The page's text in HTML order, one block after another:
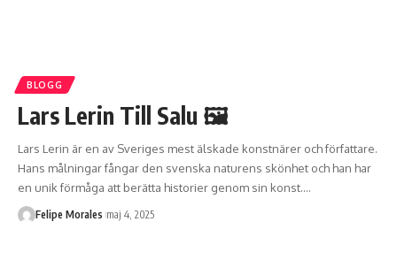
BLOGG
Lars Lerin Till Salu 🖼️
Lars Lerin är en av Sveriges mest älskade konstnärer och författare.
Hans målningar fångar den svenska naturens skönhet och han har
en unik förmåga att berätta historier genom sin konst.…
Felipe Morales maj 4, 2025